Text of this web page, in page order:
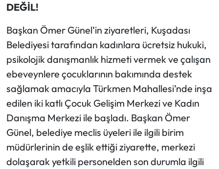
DEĞİL!
Başkan Ömer Günel’in ziyaretleri, Kuşadası
Belediyesi tarafından kadınlara ücretsiz hukuki,
psikolojik danışmanlık hizmeti vermek ve çalışan
ebeveynlere çocuklarının bakımında destek
sağlamak amacıyla Türkmen Mahallesi’nde inşa
edilen iki katlı Çocuk Gelişim Merkezi ve Kadın
Danışma Merkezi ile başladı. Başkan Ömer
Günel, belediye meclis üyeleri ile ilgili birim
müdürlerinin de eşlik ettiği ziyarette, merkezi
dolaşarak yetkili personelden son durumla ilgili